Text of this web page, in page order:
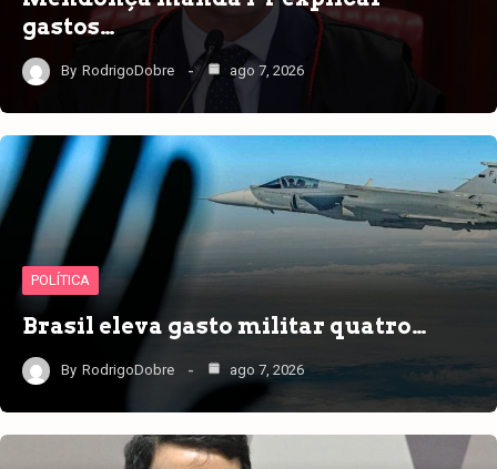
gastos…
By RodrigoDobre ago 7, 2026
POLÍTICA
Brasil eleva gasto militar quatro…
By RodrigoDobre ago 7, 2026